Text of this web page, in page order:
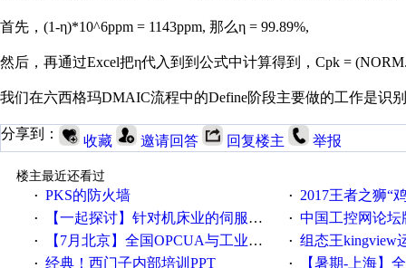
首先，(1-η)*10^6ppm = 1143ppm, 那么η = 99.89%,
然后，再通过Excel把η代入到到公式中计算得到，Cpk =
我们在六西格玛DMAIC流程中的Define阶段主要做的工作是识
分享到： 收藏 邀请回答 回复楼主 举报
楼主最近还看过
· PKS的防火墙 · 2017王者之狮“鸡”情签到
· 【一起探讨】针对机床业的伺服系统发展，您的期望是什么？ · 中国工控网论坛版
· 【7月北京】全国OPCUA与工业互联技术培训班通知！ · 组态王kingview
· 经典！西门子内部培训PPT · 【暑期-上海】全国工业